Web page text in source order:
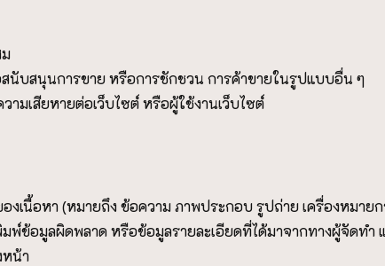
นับสนุนการขาย หรือการชักชวน การค้าขายในรูปแบบอื่น ๆ
มเสียหายต่อเว็บไซต์ หรือผู้ใช้งานเว็บไซต์
เนื้อหา (หมายถึง ข้อความ ภาพประกอบ รูปถ่าย เครื่องหมาย
ข้อมูลผิดพลาด หรือข้อมูลรายละเอียดที่ได้มาจากทางผู้จัดทำ
หน้า